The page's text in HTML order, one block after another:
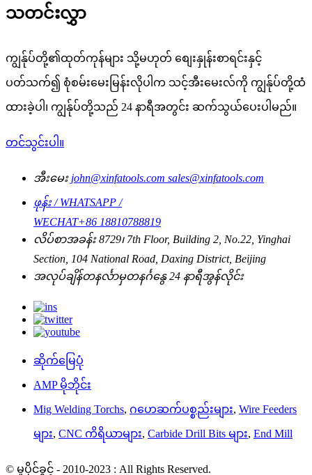
သတင်းလွှာ
ကျွန်ုပ်တို့၏ထုတ်ကုန်များ သို့မဟုတ် စျေးနှုန်းစာရင်းနှင့်
ပတ်သက်၍ စုံစမ်းမေးမြန်းလိုပါက သင့်အီးမေးလ်ကို ကျွန်ုပ်တို့ထံ
ထားခဲ့ပါ၊ ကျွန်ုပ်တို့သည် 24 နာရီအတွင်း ဆက်သွယ်ပေးပါမည်။
တင်သွင်းပါ။
အီးမေး john@xinfatools.com sales@xinfatools.com
ဖုန်း / WHATSAPP /
WECHAT+86 18810788819
လိပ်စာအခန်း 8729၊ 7th Floor, Building 2, No.22, Yinghai
Section, 104 National Road, Daxing District, Beijing
အလုပ်ချိန်တနင်္လာမှတနင်္ဂနွေ 24 နာရီအွန်လိုင်း
ဆိုက်မြေပုံ
AMP မိုဘိုင်း
Mig Welding Torchs, ဂဟေဆက်ပစ္စည်းများ, Wire Feeders
များ, CNC ကိရိယာများ, Carbide Drill Bits များ, End Mill
© မူပိုင်ခွင့် - 2010-2023 : All Rights Reserved.